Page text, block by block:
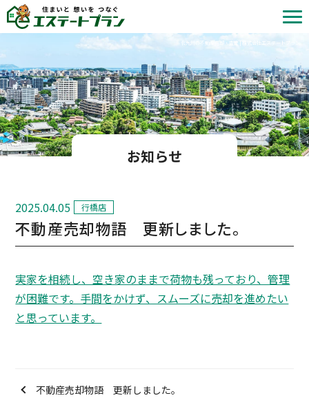
北九州の不動産売却・査定 | 株式会社エステートプラン
お知らせ
2025.04.05 行橋店
不動産売却物語 更新しました。
実家を相続し、空き家のままで荷物も残っており、管理
が困難です。手間をかけず、スムーズに売却を進めたい
と思っています。
不動産売却物語 更新しました。